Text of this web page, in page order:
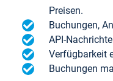
Preisen.
Buchungen,
API-
Verfügbarkeit
Buchungen